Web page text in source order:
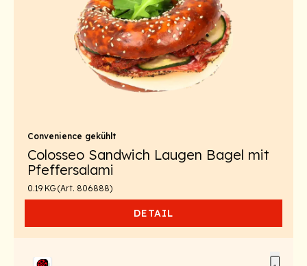
Convenience gekühlt
Colosseo Sandwich Laugen Bagel mit
Pfeffersalami
0.19 KG (Art. 806888)
DETAIL